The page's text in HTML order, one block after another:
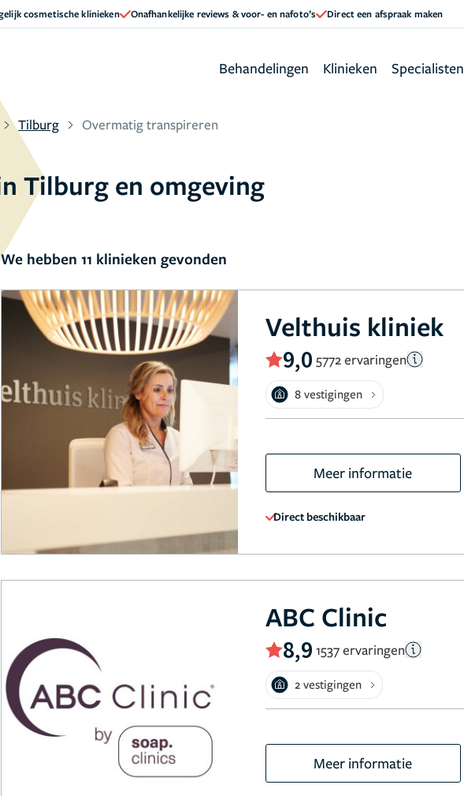
cosmetische klinieken Onafhankelijke reviews & voor- en nafoto’s Direct een afspraak maken
Behandelingen Klinieken Specialisten
Tilburg Overmatig transpireren
Tilburg en omgeving
We hebben 11 klinieken gevonden
Velthuis kliniek
9,0 5772 ervaringen
8 vestigingen
Meer informatie
Direct beschikbaar
ABC Clinic
8,9 1537 ervaringen
2 vestigingen
Meer informatie